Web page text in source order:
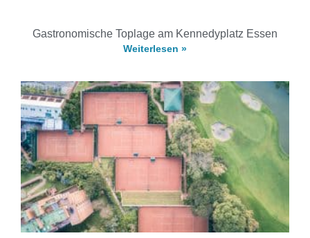
Gastronomische Toplage am Kennedyplatz Essen
Weiterlesen »